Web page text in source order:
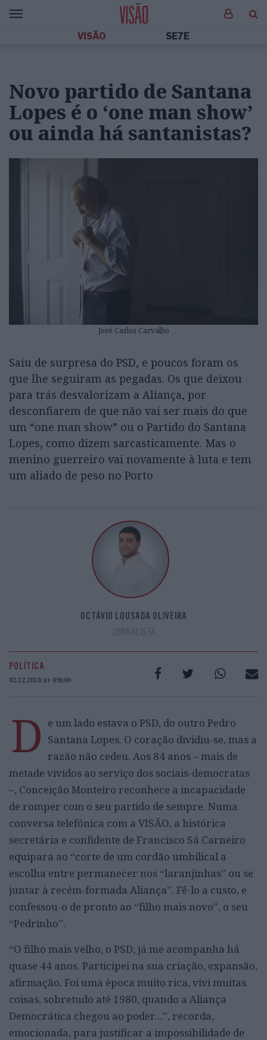
VISÃO SE7E
Novo partido de Santana
Lopes é o ‘one man show’
ou ainda há santanistas?
José Carlos Carvalho
Saiu de surpresa do PSD, e poucos foram os
que lhe seguiram as pegadas. Os que deixou
para trás desvalorizam a Aliança, por
desconfiarem de que não vai ser mais do que
um “one man show” ou o Partido do Santana
Lopes, como dizem sarcasticamente. Mas o
menino guerreiro vai novamente à luta e tem
um aliado de peso no Porto
OCTÁVIO LOUSADA OLIVEIRA
JORNALISTA
POLÍTICA
02.12.2018 às 09h00
D e um lado estava o PSD, do outro Pedro
Santana Lopes. O coração dividiu-se, mas a
razão não cedeu. Aos 84 anos – mais de
metade vividos ao serviço dos sociais-democratas
–, Conceição Monteiro reconhece a incapacidade
de romper com o seu partido de sempre. Numa
conversa telefónica com a VISÃO, a histórica
secretária e confidente de Francisco Sá Carneiro
equipara ao “corte de um cordão umbilical a
escolha entre permanecer nos “laranjinhas” ou se
juntar à recém-formada Aliança”. Fê-lo a custo, e
confessou-o de pronto ao “filho mais novo”, o seu
“Pedrinho”.
“O filho mais velho, o PSD, já me acompanha há
quase 44 anos. Participei na sua criação, expansão,
afirmação. Foi uma época muito rica, vivi muitas
coisas, sobretudo até 1980, quando a Aliança
Democrática chegou ao poder…”, recorda,
emocionada, para justificar a impossibilidade de